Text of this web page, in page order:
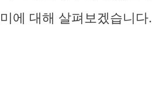
미에 대해 살펴보겠습니다.